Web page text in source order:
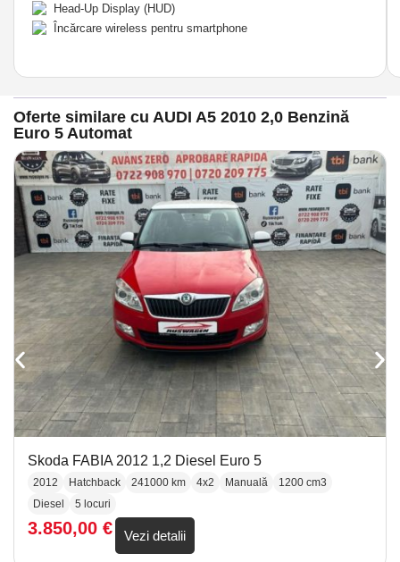
Head-Up Display (HUD)
Încărcare wireless pentru smartphone
Oferte similare cu AUDI A5 2010 2,0 Benzină
Euro 5 Automat
Skoda FABIA 2012 1,2 Diesel Euro 5
2012 Hatchback 241000 km 4x2 Manuală
1200 cm3
Diesel
5 locuri
3.850,00 € Vezi detalii